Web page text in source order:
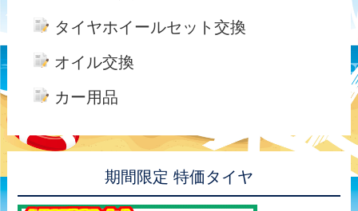
タイヤホイールセット交換
オイル交換
カー用品
期間限定 特価タイヤ